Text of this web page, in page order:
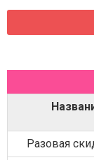
Разовая